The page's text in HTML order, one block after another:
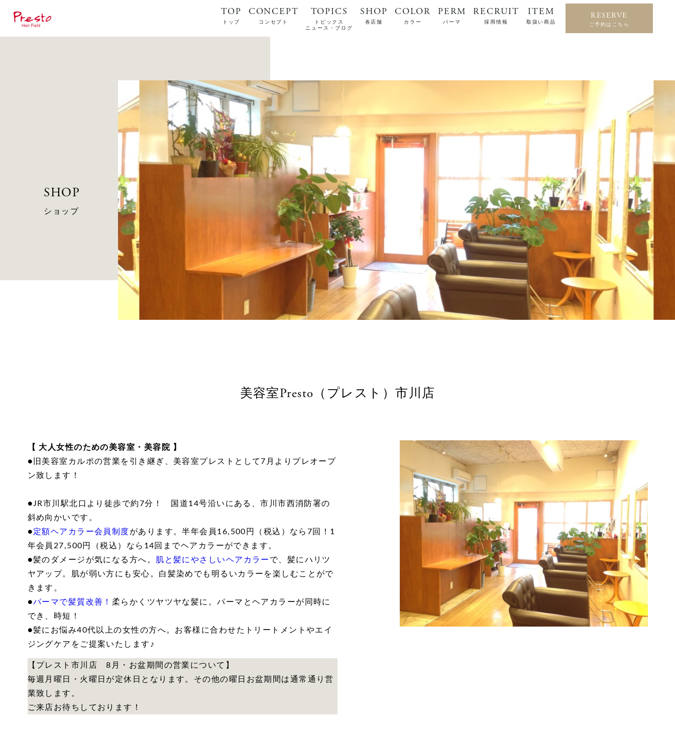
TOP
トップ
CONCEPT
コンセプト
TOPICS
トピックス
ニュース・ブログ
SHOP
各店舗
COLOR
カラー
PERM
パーマ
RECRUIT
採用情報
ITEM
取扱い商品
RESERVE
ご予約はこちら
SHOP
ショップ
美容室Presto（プレスト）市川店
【 大人女性のための美容室・美容院 】
●旧美容室カルポの営業を引き継ぎ、美容室プレストとして7月よりプレオープ
ン致します！
●JR市川駅北口より徒歩で約7分！ 国道14号沿いにある、市川市西消防署の
斜め向かいです。
●定額ヘアカラー会員制度があります。半年会員16,500円（税込）なら7回！1
年会員27,500円（税込）なら14回までヘアカラーができます。
●髪のダメージが気になる方へ。 肌と髪にやさしいヘアカラー で、髪にハリツ
ヤアップ。肌が弱い方にも安心。白髪染めでも明るいカラーを楽しむことがで
きます。
●パーマで髪質改善！ 柔らかくツヤツヤな髪に。パーマとヘアカラーが同時に
でき、時短！
●髪にお悩み40代以上の女性の方へ。お客様に合わせたトリートメントやエイ
ジングケアをご提案いたします♪
【プレスト市川店 8月・お盆期間の営業について】
毎週月曜日・火曜日が定休日となります。その他の曜日お盆期間は通常通り営
業致します。
ご来店お待ちしております！